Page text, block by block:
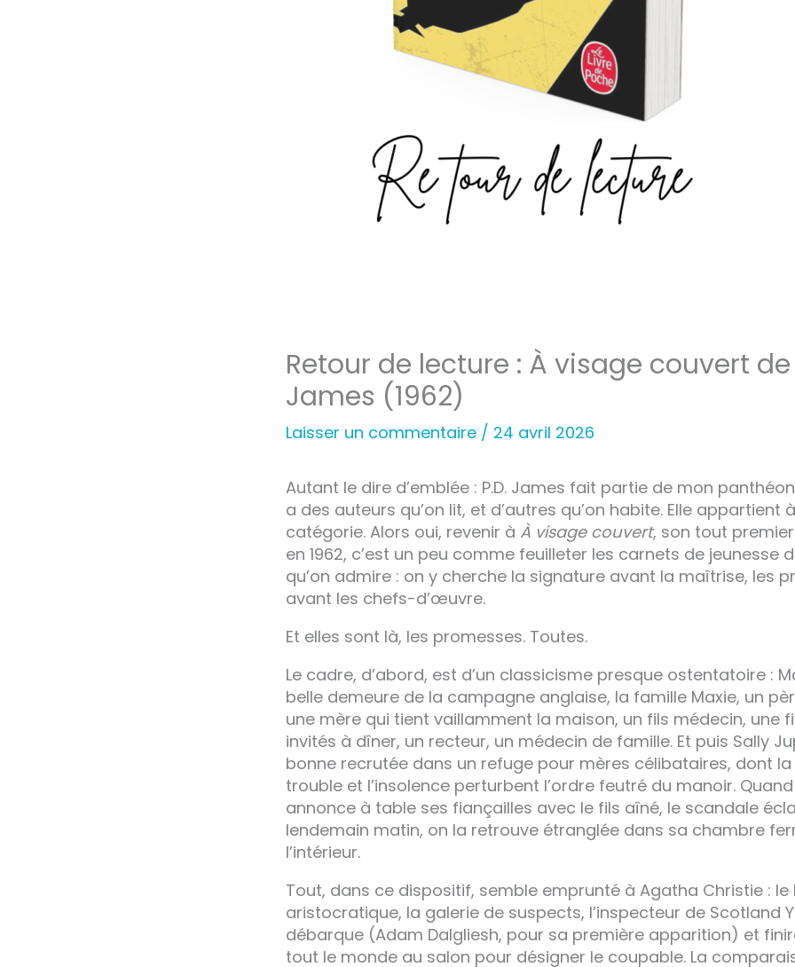
Retour de lecture : À visage couvert de
James (1962)
Laisser un commentaire / 24 avril 2026
Autant le dire d’emblée : P.D. James fait partie de mon
a des auteurs qu’on lit, et d’autres qu’on habite. Elle appartient
catégorie. Alors oui, revenir à À visage couvert, son tout
en 1962, c’est un peu comme feuilleter les carnets de jeunesse
qu’on admire : on y cherche la signature avant la maîtrise, les
avant les chefs-d’œuvre.
Et elles sont là, les promesses. Toutes.
Le cadre, d’abord, est d’un classicisme presque ostentatoire :
belle demeure de la campagne anglaise, la famille Maxie, un
une mère qui tient vaillamment la maison, un fils médecin, une
invités à dîner, un recteur, un médecin de famille. Et puis Sally
bonne recrutée dans un refuge pour mères célibataires, dont
trouble et l’insolence perturbent l’ordre feutré du manoir.
annonce à table ses fiançailles avec le fils aîné, le scandale
lendemain matin, on la retrouve étranglée dans sa chambre
l’intérieur.
Tout, dans ce dispositif, semble emprunté à Agatha Christie : le
aristocratique, la galerie de suspects, l’inspecteur de Scotland
débarque (Adam Dalgliesh, pour sa première apparition) et
tout le monde au salon pour désigner le coupable. La